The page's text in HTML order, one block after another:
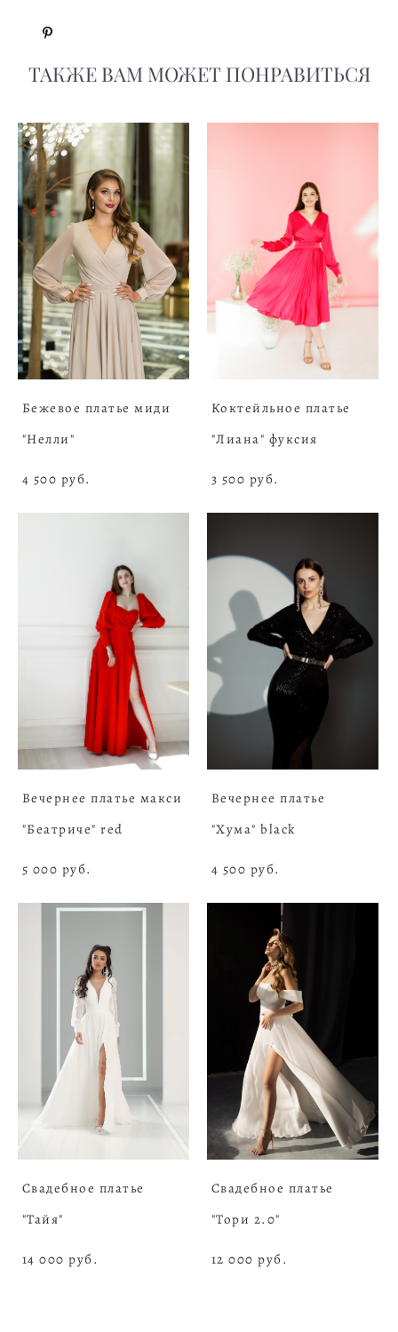
ТАКЖЕ ВАМ МОЖЕТ ПОНРАВИТЬСЯ
Бежевое платье миди
"Нелли"
4 500 pуб.
Коктейльное платье
"Лиана" фуксия
3 500 pуб.
Вечернее платье макси
"Беатриче" red
5 000 pуб.
Вечернее платье
"Хума" black
4 500 pуб.
Свадебное платье
"Тайя"
14 000 pуб.
Свадебное платье
"Тори 2.0"
12 000 pуб.